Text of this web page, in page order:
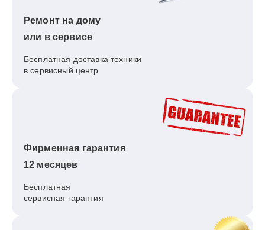
Ремонт на дому
или в сервисе
Бесплатная доставка техники
в сервисный центр
Фирменная гарантия
12 месяцев
Бесплатная
сервисная гарантия